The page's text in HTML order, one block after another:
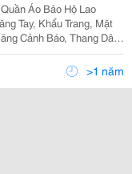
Áo Bảo Hộ Lao
Tay, Khẩu Trang, Mặt
Cảnh Báo, Thang Dây,
Giẻ Lau Trắng , Giẻ
Cháy Chữa Cháy,..>1 năm